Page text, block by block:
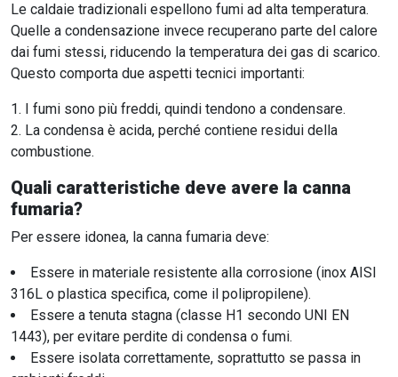
Le caldaie tradizionali espellono fumi ad alta temperatura.
Quelle a condensazione invece recuperano parte del calore
dai fumi stessi, riducendo la temperatura dei gas di scarico.
Questo comporta due aspetti tecnici importanti:
I fumi sono più freddi, quindi tendono a condensare.
La condensa è acida, perché contiene residui della
combustione.
Quali caratteristiche deve avere la canna
fumaria?
Per essere idonea, la canna fumaria deve:
Essere in materiale resistente alla corrosione (inox AISI
316L o plastica specifica, come il polipropilene).
Essere a tenuta stagna (classe H1 secondo UNI EN
1443), per evitare perdite di condensa o fumi.
Essere isolata correttamente, soprattutto se passa in